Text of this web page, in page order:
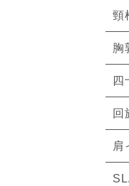
頸
胸
四
回
肩